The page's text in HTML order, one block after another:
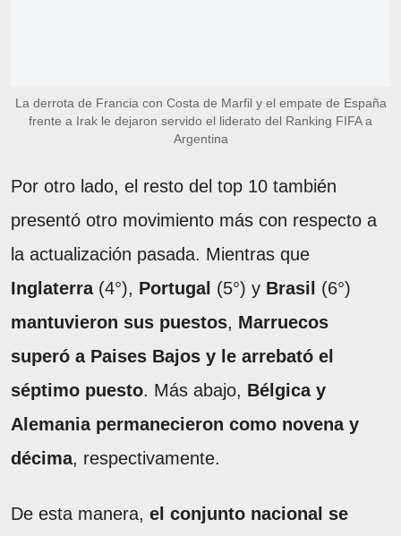
La derrota de Francia con Costa de Marfil y el empate de España
frente a Irak le dejaron servido el liderato del Ranking FIFA a
Argentina
Por otro lado, el resto del top 10 también
presentó otro movimiento más con respecto a
la actualización pasada. Mientras que
Inglaterra(4°), Portugal (5°) y Brasil (6°)
mantuvieron sus puestos, Marruecos
superó a Paises Bajos y le arrebató el
séptimo puesto. Más abajo, Bélgica y
Alemania permanecieron como novena y
décima, respectivamente.
De esta manera, el conjunto nacional se